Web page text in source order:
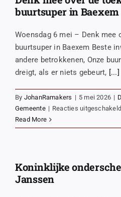
buurtsuper in Baexem
Woensdag 6 mei – Denk mee
buurtsuper in Baexem Beste
andere betrokkenen, Onze
dreigt, als er niets gebeurt, [...]
By JohanRamakers | 5 mei 2026 |
Gemeente | Reacties uitgeschakeld
Read More
Koninklijke
Janssen